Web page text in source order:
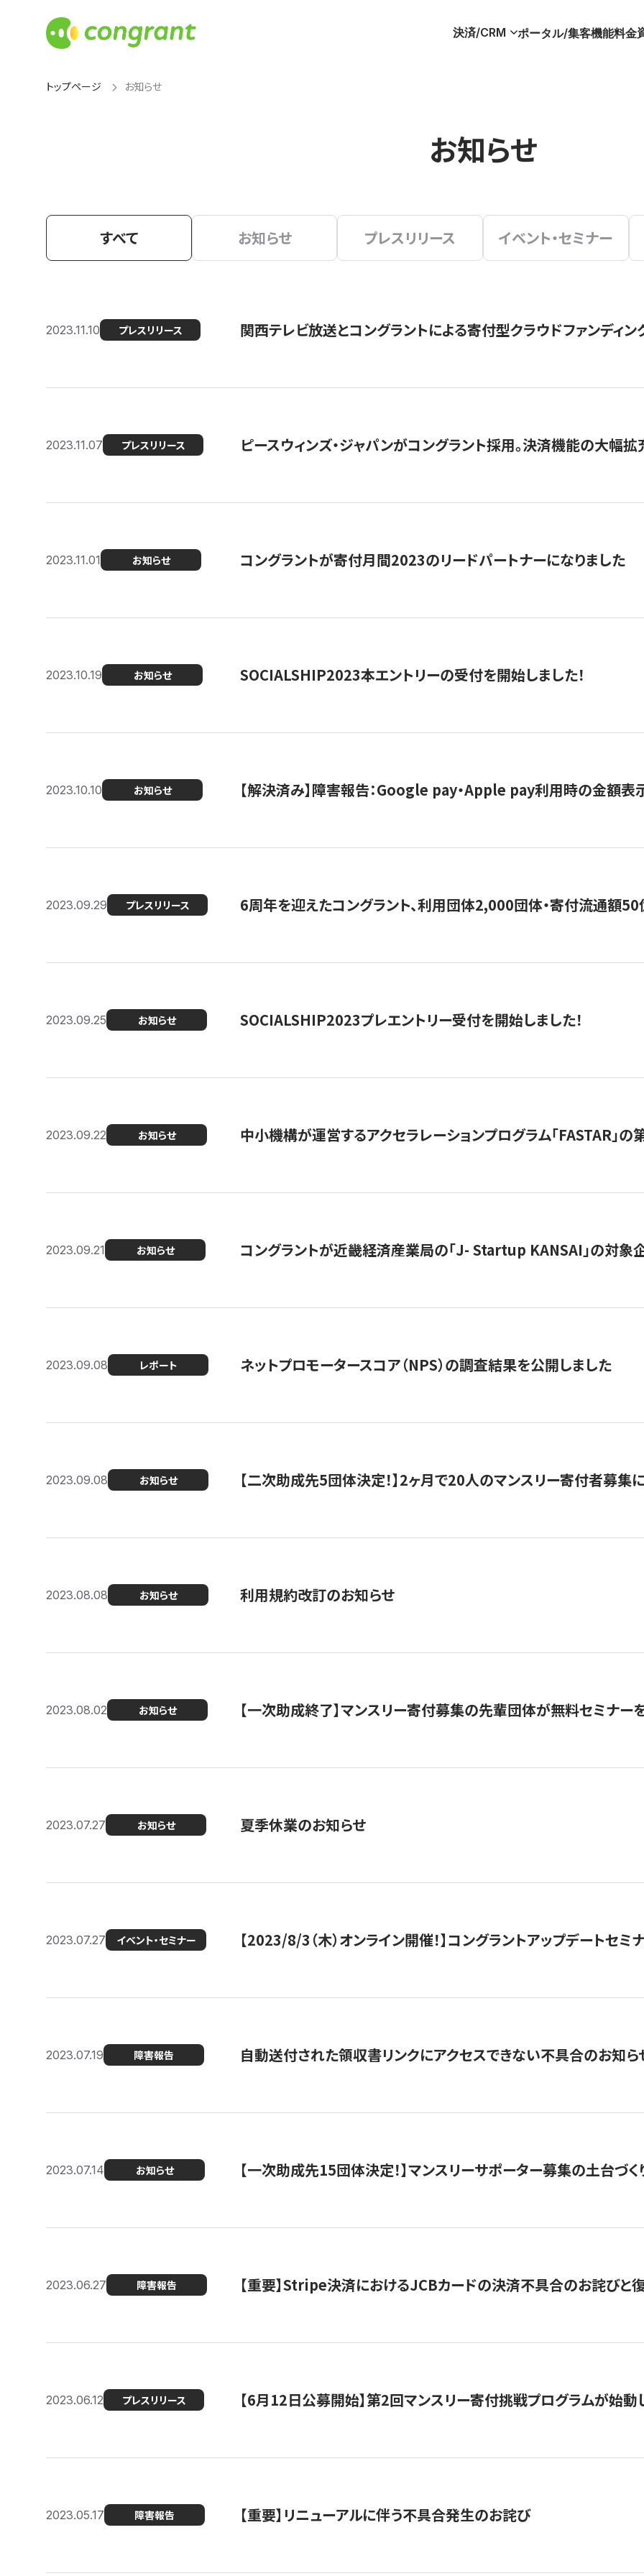
決済/CRM ポータル/集客機能料金
トップページ お知らせ
お知らせ
すべて お知らせ プレスリリース イベント・セミナー
2023.11.10 プレスリリース 関西テレビ放送とコングラントによる寄付型クラウドファンディ
2023.11.07 プレスリリース ピースウィンズ・ジャパンがコングラント採用。決済機能の大幅
2023.11.01 お知らせ コングラントが寄付月間2023のリードパートナーになりました
2023.10.19 お知らせ SOCIALSHIP2023本エントリーの受付を開始しました！
2023.10.10 お知らせ 【解決済み】障害報告：Google pay・Apple pay利用時の金額表
2023.09.29 プレスリリース 6周年を迎えたコングラント、利用団体2,000団体・寄付流通額50
2023.09.25 お知らせ SOCIALSHIP2023プレエントリー受付を開始しました！
2023.09.22 お知らせ 中小機構が運営するアクセラレーションプログラム「FASTAR」
2023.09.21 お知らせ コングラントが近畿経済産業局の「J- Startup KANSAI」の対象
2023.09.08 レポート ネットプロモータースコア（NPS）の調査結果を公開しました
2023.09.08 お知らせ 【二次助成先5団体決定！】2ヶ月で20人のマンスリー寄付者募集
2023.08.08 お知らせ 利用規約改訂のお知らせ
2023.08.02 お知らせ 【一次助成終了】マンスリー寄付募集の先輩団体が無料セミナー
2023.07.27 お知らせ 夏季休業のお知らせ
2023.07.27 イベント・セミナー 【2023/8/3（木）オンライン開催！】コングラントアップデートセ
2023.07.19 障害報告 自動送付された領収書リンクにアクセスできない不具合のお知ら
2023.07.14 お知らせ 【一次助成先15団体決定！】マンスリーサポーター募集の土台づ
2023.06.27 障害報告 【重要】Stripe決済におけるJCBカードの決済不具合のお詫びと
2023.06.12 プレスリリース 【6月12日公募開始】第2回マンスリー寄付挑戦プログラムが始動
2023.05.17 障害報告 【重要】リニューアルに伴う不具合発生のお詫び